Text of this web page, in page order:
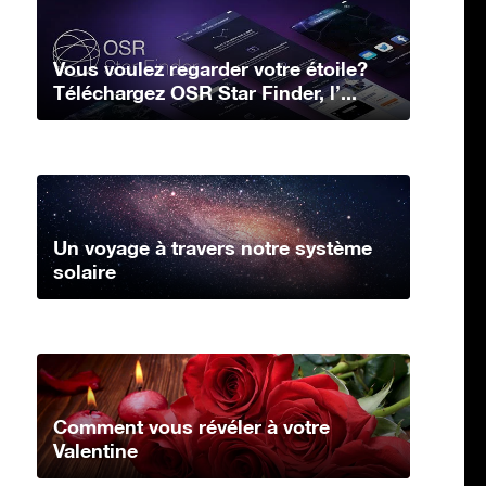
Vous voulez regarder votre étoile?
Téléchargez OSR Star Finder, l’...
Un voyage à travers notre système
solaire
Comment vous révéler à votre
Valentine